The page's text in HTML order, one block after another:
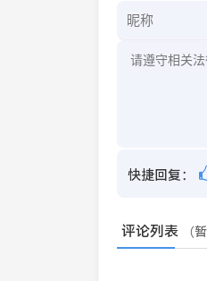
快捷回复：
评论列表 （